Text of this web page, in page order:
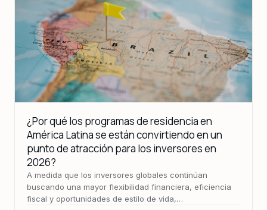
¿Por qué los programas de residencia en
América Latina se están convirtiendo en un
punto de atracción para los inversores en
2026?
A medida que los inversores globales continúan
buscando una mayor flexibilidad financiera, eficiencia
fiscal y oportunidades de estilo de vida,…